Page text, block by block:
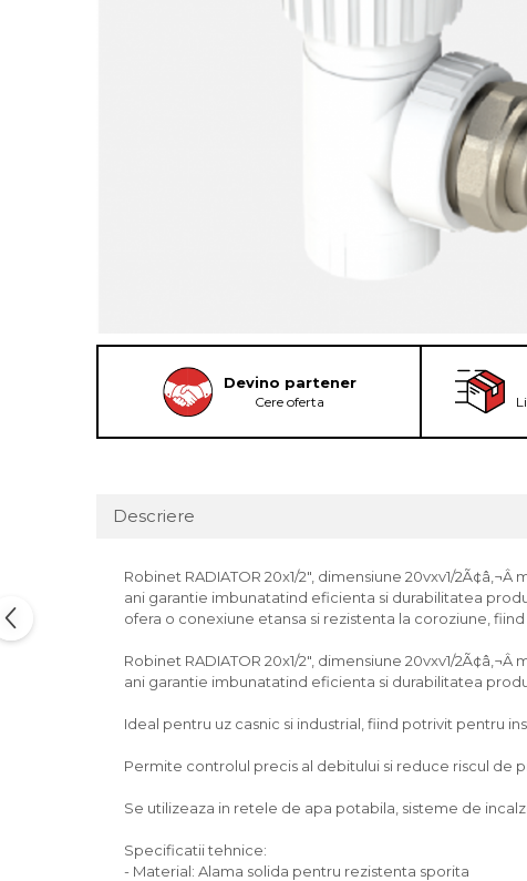
Devino partener
Cere oferta
Descriere
Robinet RADIATOR 20x1/2", dimensiune 20vxv1/2Ã¢â‚¬Â
ani garantie imbunatatind eficienta si durabilitatea
ofera o conexiune etansa si rezistenta la coroziune,
Robinet RADIATOR 20x1/2", dimensiune 20vxv1/2Ã¢â‚¬Â
ani garantie imbunatatind eficienta si durabilitatea
Ideal pentru uz casnic si industrial, fiind potrivit pentru
Permite controlul precis al debitului si reduce riscul de
Se utilizeaza in retele de apa potabila, sisteme de
Specificatii tehnice:
- Material: Alama solida pentru rezistenta sporita